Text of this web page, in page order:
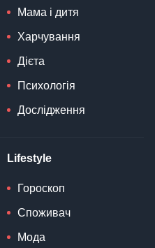
Мама і дитя
Харчування
Дієта
Психологія
Дослідження
Lifestyle
Гороскоп
Споживач
Мода